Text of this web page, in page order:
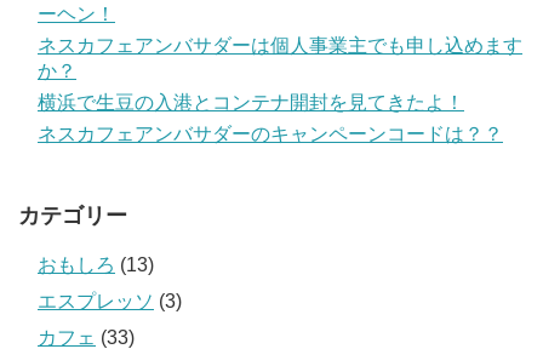
ーヘン！
ネスカフェアンバサダーは個人事業主でも申し込めます
か？
横浜で生豆の入港とコンテナ開封を見てきたよ！
ネスカフェアンバサダーのキャンペーンコードは？？
カテゴリー
おもしろ (13)
エスプレッソ (3)
カフェ (33)